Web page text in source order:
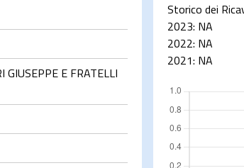
GIUSEPPE E FRATELLI
Storico dei
2023: NA
2022: NA
2021: NA